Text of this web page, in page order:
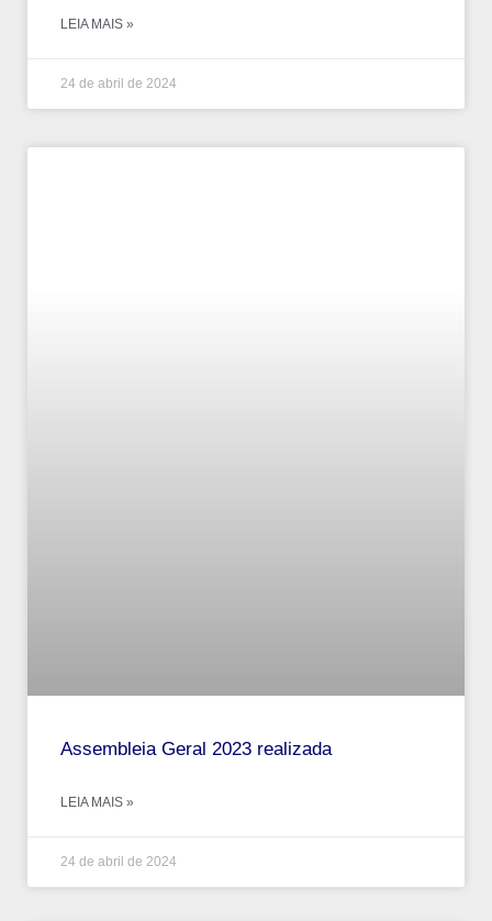
LEIA MAIS »
24 de abril de 2024
Assembleia Geral 2023 realizada
LEIA MAIS »
24 de abril de 2024